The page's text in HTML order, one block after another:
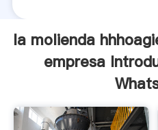
la molienda
empresa